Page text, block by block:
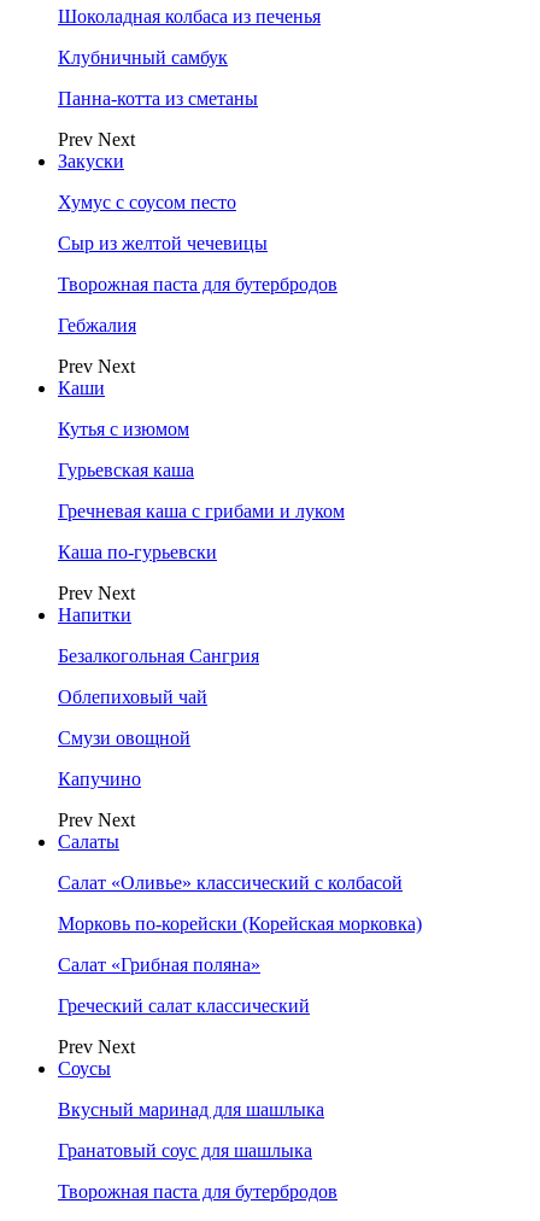
Шоколадная колбаса из печенья
Клубничный самбук
Панна-котта из сметаны
Prev Next
Закуски
Хумус с соусом песто
Сыр из желтой чечевицы
Творожная паста для бутербродов
Гебжалия
Prev Next
Каши
Кутья с изюмом
Гурьевская каша
Гречневая каша с грибами и луком
Каша по-гурьевски
Prev Next
Напитки
Безалкогольная Сангрия
Облепиховый чай
Смузи овощной
Капучино
Prev Next
Салаты
Салат «Оливье» классический с колбасой
Морковь по-корейски (Корейская морковка)
Салат «Грибная поляна»
Греческий салат классический
Prev Next
Соусы
Вкусный маринад для шашлыка
Гранатовый соус для шашлыка
Творожная паста для бутербродов